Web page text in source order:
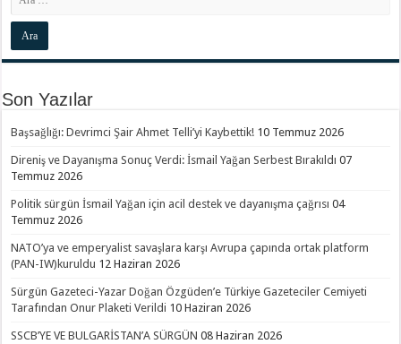
Son Yazılar
Başsağlığı: Devrimci Şair Ahmet Telli’yi Kaybettik! 10 Temmuz 2026
Direniş ve Dayanışma Sonuç Verdi: İsmail Yağan Serbest Bırakıldı 07
Temmuz 2026
Politik sürgün İsmail Yağan için acil destek ve dayanışma çağrısı 04
Temmuz 2026
NATO’ya ve emperyalist savaşlara karşı Avrupa çapında ortak platform
(PAN-IW)kuruldu 12 Haziran 2026
Sürgün Gazeteci-Yazar Doğan Özgüden’e Türkiye Gazeteciler Cemiyeti
Tarafından Onur Plaketi Verildi 10 Haziran 2026
SSCB’YE VE BULGARİSTAN’A SÜRGÜN 08 Haziran 2026